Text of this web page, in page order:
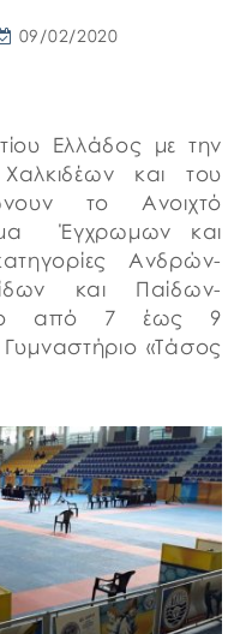
09/02/2020
Ελλάδος με την
και του
το Ανοιχτό
Έγχρωμων και
Ανδρών-
και Παίδων-
από 7 έως 9
«Τάσος